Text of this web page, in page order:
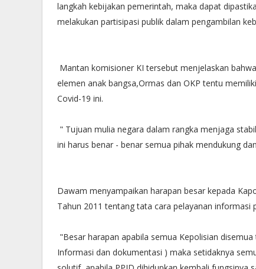
langkah kebijakan pemerintah, maka dapat
melakukan partisipasi publik dalam pengambilan
Mantan komisioner KI tersebut menjelaskan
elemen anak bangsa,Ormas dan OKP tentu
Covid-19 ini.
" Tujuan mulia negara dalam rangka menjaga
ini harus benar - benar semua pihak mendukung
Dawam menyampaikan harapan besar kepada
Tahun 2011 tentang tata cara pelayanan informasi
"Besar harapan apabila semua Kepolisian
Informasi dan dokumentasi ) maka setidaknya